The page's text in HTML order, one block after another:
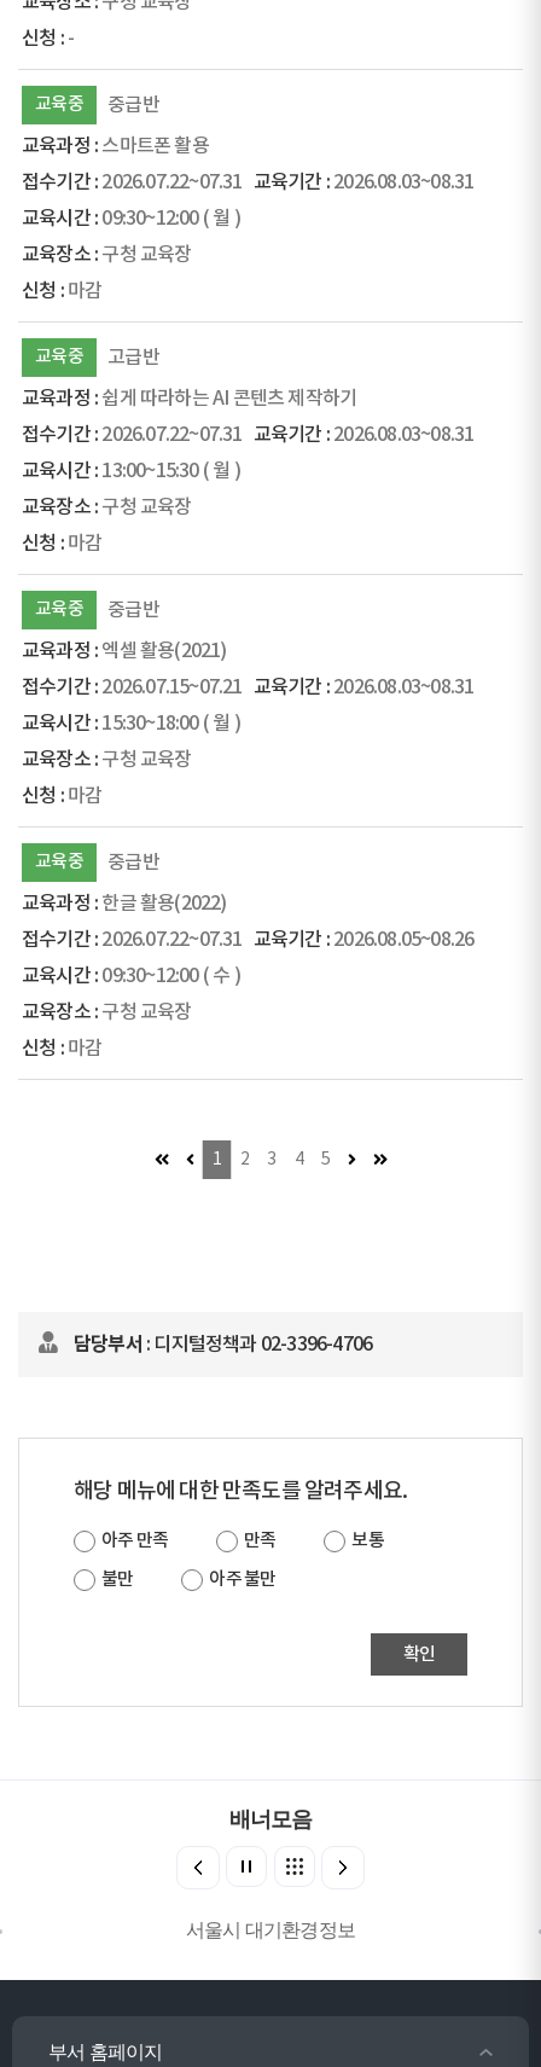
-
교육중
중급반
스마트폰 활용
2026.07.22~07.31
2026.08.03~08.31
09:30~12:00( 월 )
구청 교육장
마감
교육중
고급반
쉽게 따라하는 AI 콘텐츠 제작하기
2026.07.22~07.31
2026.08.03~08.31
13:00~15:30( 월 )
구청 교육장
마감
교육중
중급반
엑셀 활용(2021)
2026.07.15~07.21
2026.08.03~08.31
15:30~18:00( 월 )
구청 교육장
마감
교육중
중급반
한글 활용(2022)
2026.07.22~07.31
2026.08.05~08.26
09:30~12:00( 수 )
구청 교육장
마감
첫 페이지 (이동불가)
이전 페이지 (이동불가)
1 2 3 4 5 다음 페이지 (이동불가)
마지막 페이지
담당부서 : 디지털정책과 02-3396-4706
해당 메뉴에 대한 만족도를 알려주세요.
아주 만족 만족
보통
불만
아주 불만
확인
배너모음
서울시 대기환경정보
부서 홈페이지